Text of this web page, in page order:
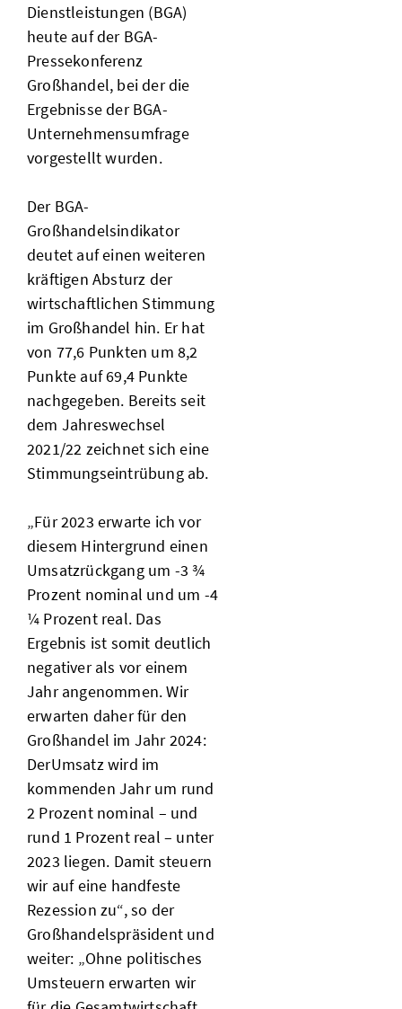
Dienstleistungen (BGA)
heute auf der BGA-
Pressekonferenz
Großhandel, bei der die
Ergebnisse der BGA-
Unternehmensumfrage
vorgestellt wurden.
Der BGA-
Großhandelsindikator
deutet auf einen weiteren
kräftigen Absturz der
wirtschaftlichen Stimmung
im Großhandel hin. Er hat
von 77,6 Punkten um 8,2
Punkte auf 69,4 Punkte
nachgegeben. Bereits seit
dem Jahreswechsel
2021/22 zeichnet sich eine
Stimmungseintrübung ab.
„Für 2023 erwarte ich vor
diesem Hintergrund einen
Umsatzrückgang um -3 ¾
Prozent nominal und um -4
¼ Prozent real. Das
Ergebnis ist somit deutlich
negativer als vor einem
Jahr angenommen. Wir
erwarten daher für den
Großhandel im Jahr 2024:
DerUmsatz wird im
kommenden Jahr um rund
2 Prozent nominal – und
rund 1 Prozent real – unter
2023 liegen. Damit steuern
wir auf eine handfeste
Rezession zu“, so der
Großhandelspräsident und
weiter: „Ohne politisches
Umsteuern erwarten wir